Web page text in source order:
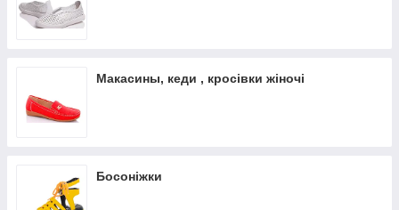
Макасины, кеди , кросівки жіночі
Босоніжки